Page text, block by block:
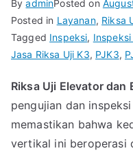
ByadminPosted on
Posted in Layanan, Riksa
Tagged Inspeksi,
Jasa Riksa Uji K3, PJK3,
Riksa Uji Elevator dan
pengujian dan
memastikan bahwa
vertikal ini beroperasi